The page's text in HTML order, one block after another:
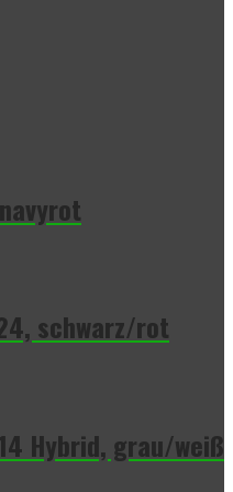
schwarz/rot
Hybrid, grau/weiß